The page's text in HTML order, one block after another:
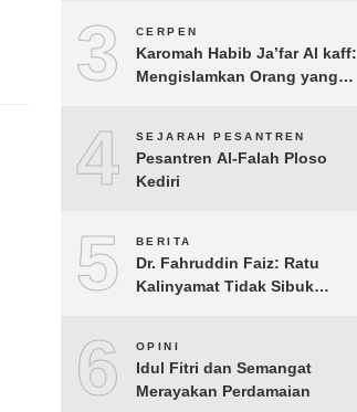
3 CERPEN
Karomah Habib Ja’far Al kaff:
Mengislamkan Orang yang
4 SEJARAH PESANTREN
Pesantren Al-Falah Ploso
Kediri
5 BERITA
Dr. Fahruddin Faiz: Ratu
Kalinyamat Tidak Sibuk
Perekonomian Rakyatnya
6 OPINI
Idul Fitri dan Semangat
Merayakan Perdamaian